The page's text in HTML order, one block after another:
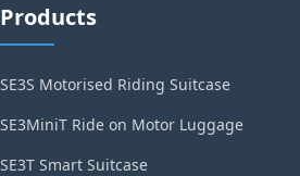
Products
SE3S Motorised Riding Suitcase
SE3MiniT Ride on Motor Luggage
SE3T Smart Suitcase